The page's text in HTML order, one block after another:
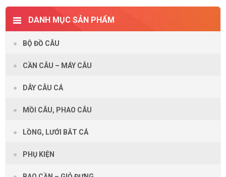
DANH MỤC SẢN PHẨM
BỘ ĐỒ CÂU
CẦN CÂU – MÁY CÂU
DÂY CÂU CÁ
MỒI CÂU, PHAO CÂU
LỒNG, LƯỚI BẮT CÁ
PHỤ KIỆN